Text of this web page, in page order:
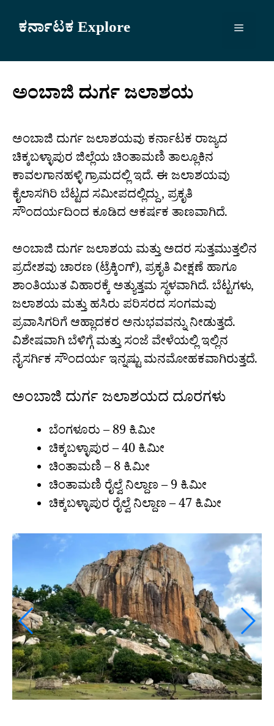
ಕರ್ನಾಟಕ Explore Menu
ಅಂಬಾಜಿ ದುರ್ಗ ಜಲಾಶಯ
ಅಂಬಾಜಿ ದುರ್ಗ ಜಲಾಶಯವು ಕರ್ನಾಟಕ ರಾಜ್ಯದ
ಚಿಕ್ಕಬಳ್ಳಾಪುರ ಜಿಲ್ಲೆಯ ಚಿಂತಾಮಣಿ ತಾಲ್ಲೂಕಿನ
ಕಾವಲಗಾನಹಳ್ಳಿ ಗ್ರಾಮದಲ್ಲಿ ಇದೆ. ಈ ಜಲಾಶಯವು
ಕೈಲಾಸಗಿರಿ ಬೆಟ್ಟದ ಸಮೀಪದಲ್ಲಿದ್ದು, ಪ್ರಕೃತಿ
ಸೌಂದರ್ಯದಿಂದ ಕೂಡಿದ ಆಕರ್ಷಕ ತಾಣವಾಗಿದೆ.
ಅಂಬಾಜಿ ದುರ್ಗ ಜಲಾಶಯ ಮತ್ತು ಅದರ ಸುತ್ತಮುತ್ತಲಿನ
ಪ್ರದೇಶವು ಚಾರಣ (ಟ್ರೆಕ್ಕಿಂಗ್), ಪ್ರಕೃತಿ ವೀಕ್ಷಣೆ ಹಾಗೂ
ಶಾಂತಿಯುತ ವಿಹಾರಕ್ಕೆ ಅತ್ಯುತ್ತಮ ಸ್ಥಳವಾಗಿದೆ. ಬೆಟ್ಟಗಳು,
ಜಲಾಶಯ ಮತ್ತು ಹಸಿರು ಪರಿಸರದ ಸಂಗಮವು
ಪ್ರವಾಸಿಗರಿಗೆ ಆಹ್ಲಾದಕರ ಅನುಭವವನ್ನು ನೀಡುತ್ತದೆ.
ವಿಶೇಷವಾಗಿ ಬೆಳಿಗ್ಗೆ ಮತ್ತು ಸಂಜೆ ವೇಳೆಯಲ್ಲಿ ಇಲ್ಲಿನ
ನೈಸರ್ಗಿಕ ಸೌಂದರ್ಯ ಇನ್ನಷ್ಟು ಮನಮೋಹಕವಾಗಿರುತ್ತದೆ.
ಅಂಬಾಜಿ ದುರ್ಗ ಜಲಾಶಯದ ದೂರಗಳು
ಬೆಂಗಳೂರು – 89 ಕಿ.ಮೀ
ಚಿಕ್ಕಬಳ್ಳಾಪುರ – 40 ಕಿ.ಮೀ
ಚಿಂತಾಮಣಿ – 8 ಕಿ.ಮೀ
ಚಿಂತಾಮಣಿ ರೈಲ್ವೆ ನಿಲ್ದಾಣ – 9 ಕಿ.ಮೀ
ಚಿಕ್ಕಬಳ್ಳಾಪುರ ರೈಲ್ವೆ ನಿಲ್ದಾಣ – 47 ಕಿ.ಮೀ